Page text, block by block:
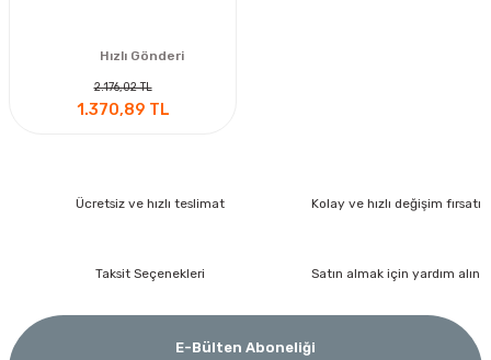
Hızlı Gönderi
2.176,02 TL
1.370,89 TL
Ücretsiz ve hızlı teslimat Kolay ve hızlı değişim fırsatı
Taksit Seçenekleri Satın almak için yardım alın
E-Bülten Aboneliği